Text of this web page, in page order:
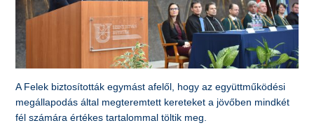
A Felek biztosították egymást afelől, hogy az együttműködési
megállapodás által megteremtett kereteket a jövőben mindkét
fél számára értékes tartalommal töltik meg.